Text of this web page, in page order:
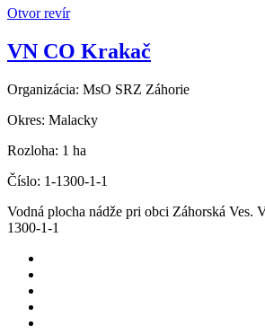
Otvor revír
VN CO Krakač
Organizácia: MsO SRZ Záhorie
Okres: Malacky
Rozloha: 1 ha
Číslo: 1-1300-1-1
Vodná plocha nádže pri obci Záhorská Ves.
1300-1-1